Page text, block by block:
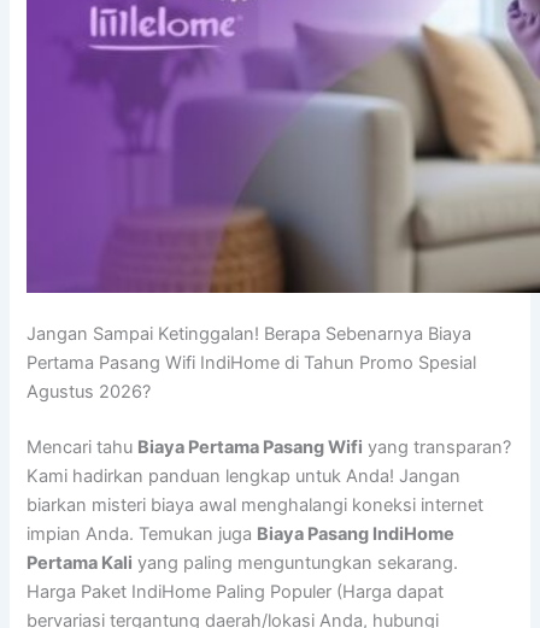
Jangan Sampai Ketinggalan! Berapa Sebenarnya Biaya
Pertama Pasang Wifi IndiHome di Tahun Promo Spesial
Agustus 2026?
Mencari tahu Biaya Pertama Pasang Wifi yang transparan?
Kami hadirkan panduan lengkap untuk Anda! Jangan
biarkan misteri biaya awal menghalangi koneksi internet
impian Anda. Temukan juga Biaya Pasang IndiHome
Pertama Kali yang paling menguntungkan sekarang.
Harga Paket IndiHome Paling Populer (Harga dapat
bervariasi tergantung daerah/lokasi Anda, hubungi